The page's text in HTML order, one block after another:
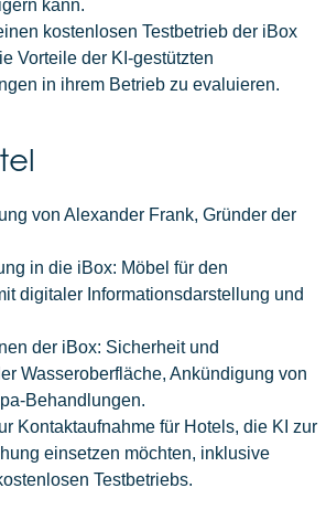
kann.
kostenlosen Testbetrieb der iBox
Vorteile der KI-gestützten
in ihrem Betrieb zu evaluieren.
von Alexander Frank, Gründer der
in die iBox: Möbel für den
digitaler Informationsdarstellung und
der iBox: Sicherheit und
Wasseroberfläche, Ankündigung von
Behandlungen.
Kontaktaufnahme für Hotels, die KI zur
einsetzen möchten, inklusive
Testbetriebs.